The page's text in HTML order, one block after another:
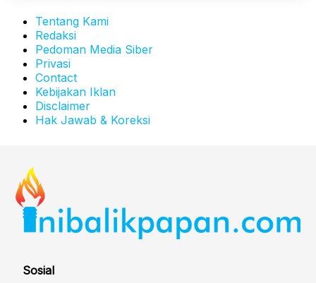
Tentang Kami
Redaksi
Pedoman Media Siber
Privasi
Contact
Kebijakan Iklan
Disclaimer
Hak Jawab & Koreksi
Sosial